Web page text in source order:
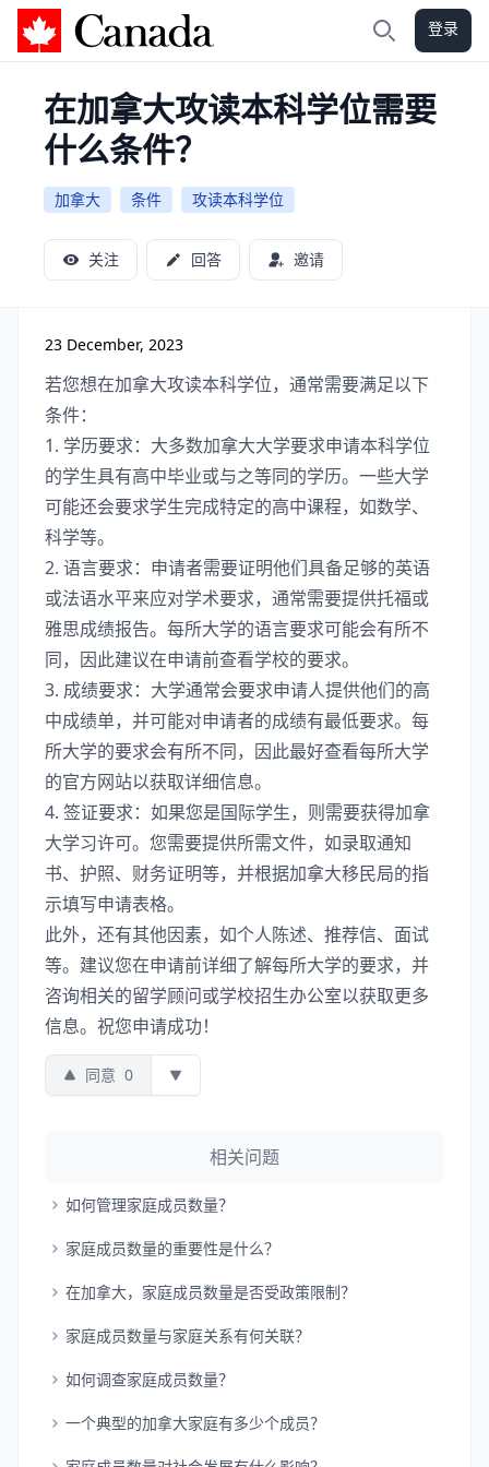
加拿大攻略 登录
在加拿大攻读本科学位需要
什么条件？
加拿大 条件 攻读本科学位
关注 回答 邀请
23 December, 2023
若您想在加拿大攻读本科学位，通常需要满足以下
条件：
1. 学历要求：大多数加拿大大学要求申请本科学位
的学生具有高中毕业或与之等同的学历。一些大学
可能还会要求学生完成特定的高中课程，如数学、
科学等。
2. 语言要求：申请者需要证明他们具备足够的英语
或法语水平来应对学术要求，通常需要提供托福或
雅思成绩报告。每所大学的语言要求可能会有所不
同，因此建议在申请前查看学校的要求。
3. 成绩要求：大学通常会要求申请人提供他们的高
中成绩单，并可能对申请者的成绩有最低要求。每
所大学的要求会有所不同，因此最好查看每所大学
的官方网站以获取详细信息。
4. 签证要求：如果您是国际学生，则需要获得加拿
大学习许可。您需要提供所需文件，如录取通知
书、护照、财务证明等，并根据加拿大移民局的指
示填写申请表格。
此外，还有其他因素，如个人陈述、推荐信、面试
等。建议您在申请前详细了解每所大学的要求，并
咨询相关的留学顾问或学校招生办公室以获取更多
信息。祝您申请成功！
同意 0
相关问题
如何管理家庭成员数量？
家庭成员数量的重要性是什么？
在加拿大，家庭成员数量是否受政策限制？
家庭成员数量与家庭关系有何关联？
如何调查家庭成员数量？
一个典型的加拿大家庭有多少个成员？